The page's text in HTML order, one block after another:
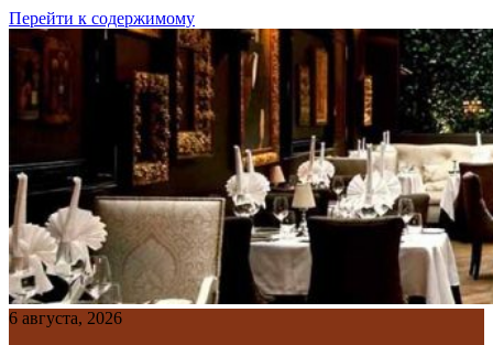
Перейти к содержимому
6 августа, 2026